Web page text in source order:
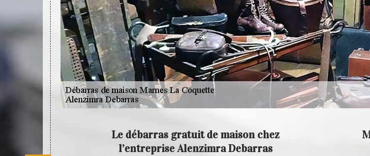
Le débarras gratuit de maison chez
l’entreprise Alenzimra Debarras